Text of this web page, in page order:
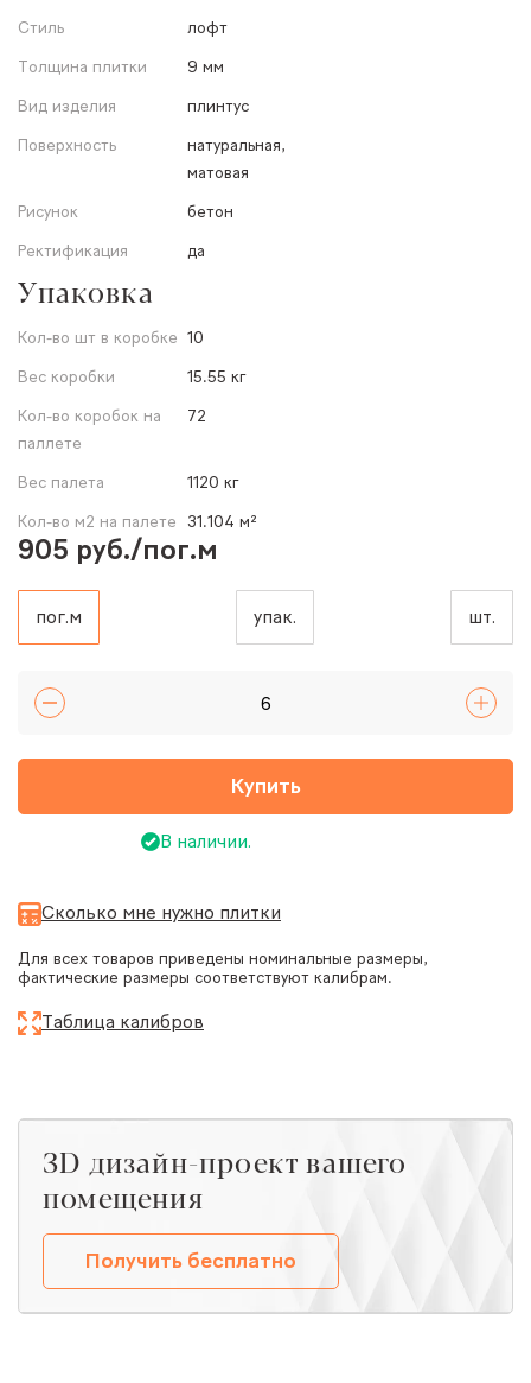
Стиль
лофт
Толщина плитки
9 мм
Вид изделия
плинтус
Поверхность
натуральная,
матовая
Рисунок
бетон
Ректификация
да
Упаковка
Кол-во шт в коробке 10
Вес коробки
15.55 кг
Кол-во коробок на
паллете
72
Вес палета
1120 кг
Кол-во м2 на палете 31.104 м²
905 руб./пог.м
пог.м упак. шт.
Купить
В наличии.
Сколько мне нужно плитки
Для всех товаров приведены номинальные размеры,
фактические размеры соответствуют калибрам.
Таблица калибров
ЗD дизайн-проект вашего
помещения
Получить бесплатно